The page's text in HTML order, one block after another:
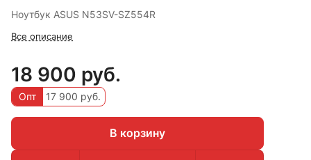
Ноутбук ASUS N53SV-SZ554R
Все описание
18 900 руб.
Опт 17 900 руб.
В корзину